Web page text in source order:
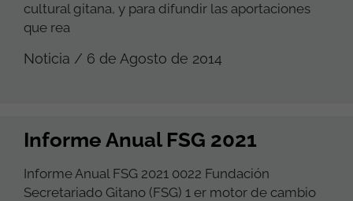
cultural gitana, y para difundir las aportaciones
que rea
Noticia / 6 de Agosto de 2014
Informe Anual FSG 2021
Informe Anual FSG 2021 0022 Fundación
Secretariado Gitano (FSG) 1 er motor de cambio